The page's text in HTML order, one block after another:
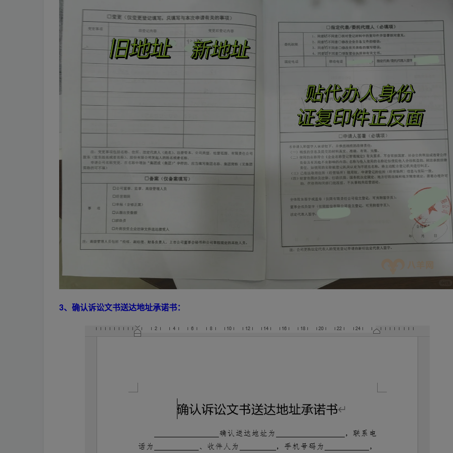
3、确认诉讼文书送达地址承诺书：